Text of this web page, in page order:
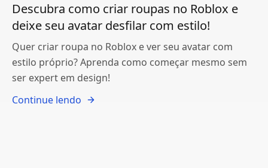
Descubra como criar roupas no Roblox e
deixe seu avatar desfilar com estilo!
Quer criar roupa no Roblox e ver seu avatar com
estilo próprio? Aprenda como começar mesmo sem
ser expert em design!
Continue lendo